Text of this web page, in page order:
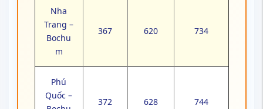
Nha
Trang –
Bochu
m
367 620 734
Phú
Quốc –
372 628 744